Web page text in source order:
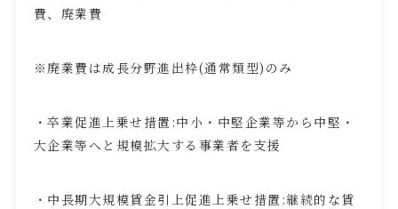
費、廃業費
※廃業費は成長分野進出枠(通常類型) のみ
・卒業促進上乗せ措置 :中小・中堅企業等から中堅・
大企業等へと規模拡大する事業者を支援
・中長期大規模賃金引上促進上乗せ措置 :継続的な賃